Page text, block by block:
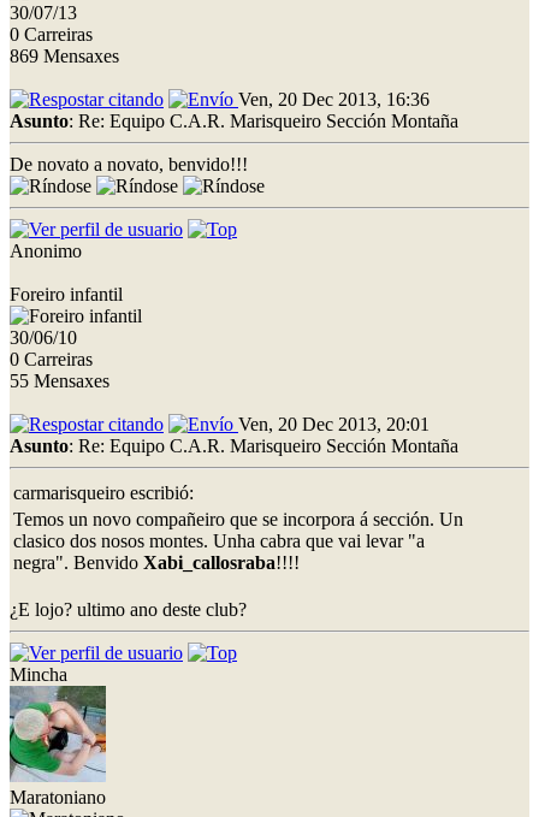
30/07/13
0 Carreiras
869 Mensaxes
Ven, 20 Dec 2013, 16:36
Asunto: Re: Equipo C.A.R. Marisqueiro Sección Montaña
De novato a novato, benvido!!!
Anonimo
Foreiro infantil
30/06/10
0 Carreiras
55 Mensaxes
Ven, 20 Dec 2013, 20:01
Asunto: Re: Equipo C.A.R. Marisqueiro Sección Montaña
carmarisqueiro escribió:
Temos un novo compañeiro que se incorpora á sección. Un
clasico dos nosos montes. Unha cabra que vai levar "a
negra". Benvido Xabi_callosraba!!!!
¿E lojo? ultimo ano deste club?
Mincha
Maratoniano